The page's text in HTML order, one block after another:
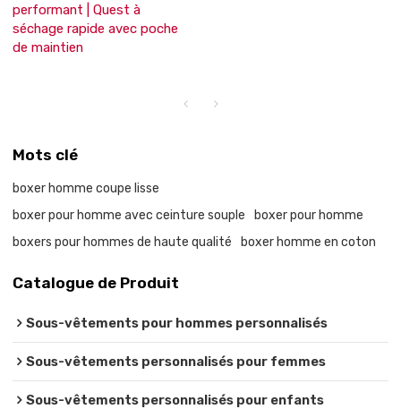
performant | Quest à
séchage rapide avec poche
de maintien
Mots clé
boxer homme coupe lisse
boxer pour homme avec ceinture souple
boxer pour homme
boxers pour hommes de haute qualité
boxer homme en coton
Catalogue de Produit
Sous-vêtements pour hommes personnalisés
Sous-vêtements personnalisés pour femmes
Sous-vêtements personnalisés pour enfants